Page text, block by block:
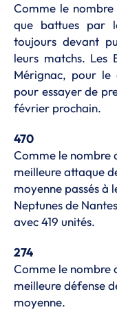
Comme le
que battues par
toujours devant
leurs matchs. Les
Mérignac, pour le
pour essayer de
février prochain.
470
Comme le nombre
meilleure attaque
moyenne passés à
Neptunes de
avec 419 unités.
274
Comme le nombre
meilleure défense
moyenne.